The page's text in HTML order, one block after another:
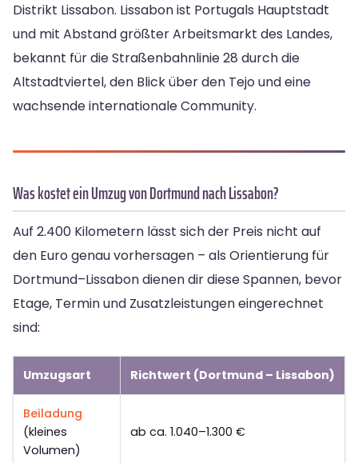
Distrikt Lissabon. Lissabon ist Portugals Hauptstadt
und mit Abstand größter Arbeitsmarkt des Landes,
bekannt für die Straßenbahnlinie 28 durch die
Altstadtviertel, den Blick über den Tejo und eine
wachsende internationale Community.
Was kostet ein Umzug von Dortmund nach Lissabon?
Auf 2.400 Kilometern lässt sich der Preis nicht auf
den Euro genau vorhersagen – als Orientierung für
Dortmund–Lissabon dienen dir diese Spannen, bevor
Etage, Termin und Zusatzleistungen eingerechnet
sind:
Umzugsart Richtwert (Dortmund – Lissabon)
Beiladung
(kleines
Volumen)
ab ca. 1.040–1.300 €